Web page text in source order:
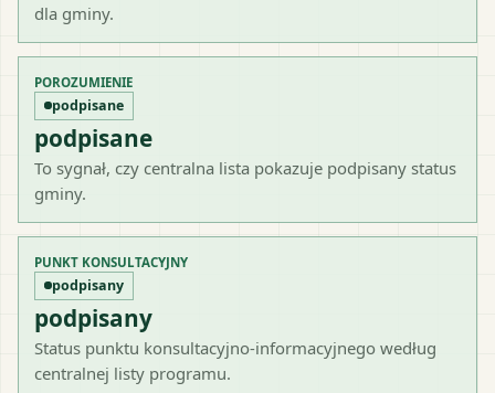
dla gminy.
POROZUMIENIE
podpisane
podpisane
To sygnał, czy centralna lista pokazuje podpisany status
gminy.
PUNKT KONSULTACYJNY
podpisany
podpisany
Status punktu konsultacyjno-informacyjnego według
centralnej listy programu.